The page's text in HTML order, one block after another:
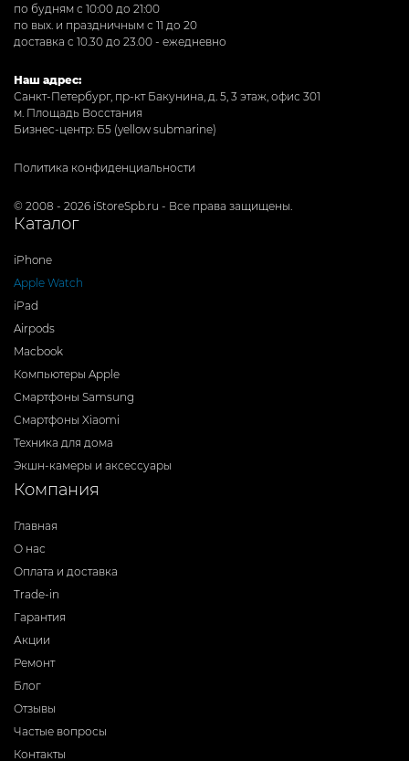
по будням с 10:00 до 21:00
по вых. и праздничным с 11 до 20
доставка с 10.30 до 23.00 - ежедневно
Наш адрес:
Санкт-Петербург, пр-кт Бакунина, д. 5, 3 этаж, офис 301
м. Площадь Восстания
Бизнес-центр: Б5 (yellow submarine)
Политика конфиденциальности
© 2008 - 2026 iStoreSpb.ru - Все права защищены.
Каталог
iPhone
Apple Watch
iPad
Airpods
Macbook
Компьютеры Apple
Смартфоны Samsung
Смартфоны Xiaomi
Техника для дома
Экшн-камеры и аксессуары
Компания
Главная
О нас
Оплата и доставка
Trade-in
Гарантия
Акции
Ремонт
Блог
Отзывы
Частые вопросы
Контакты